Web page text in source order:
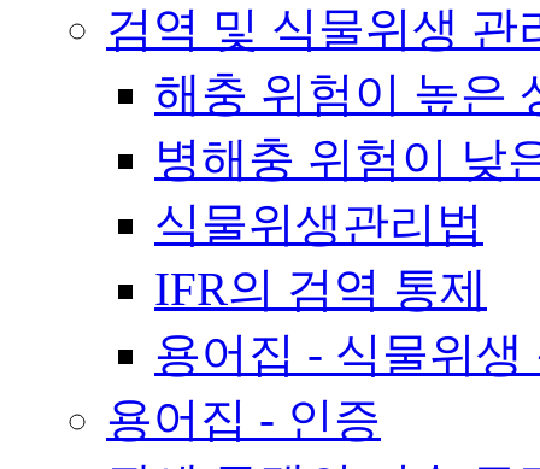
검역 및 식물위생 관
해충 위험이 높은
병해충 위험이 낮
식물위생관리법
IFR의 검역 통제
용어집 - 식물위생
용어집 - 인증